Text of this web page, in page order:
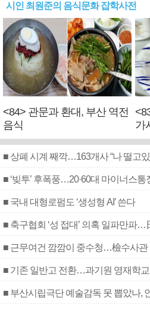
시인 최원준의 음식문화 잡학사전
<84> 관문과 환대, 부산 역전
음식
가
■ 상폐 시계 째깍…163개사 “나 떨고있
■ ‘빚투’ 후폭풍…20·60대 마이너스통
■ 국내 대형로펌도 ‘생성형 AI’ 쓴다
■ 근무여건 깜깜이 중수청…檢수사관
■ 기존 일반고 전환…과기원 영재학
■ 부산시립극단 예술감독 못 뽑았나,